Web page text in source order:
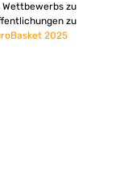
zu
zu
2025